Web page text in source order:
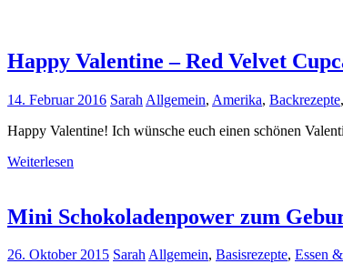
Happy Valentine – Red Velvet
14. Februar 2016 Sarah Allgemein, Amerika, Backrezepte,
Happy Valentine! Ich wünsche euch einen schönen
Weiterlesen
Mini Schokoladenpower zum
26. Oktober 2015 SarahAllgemein, Basisrezepte, Essen